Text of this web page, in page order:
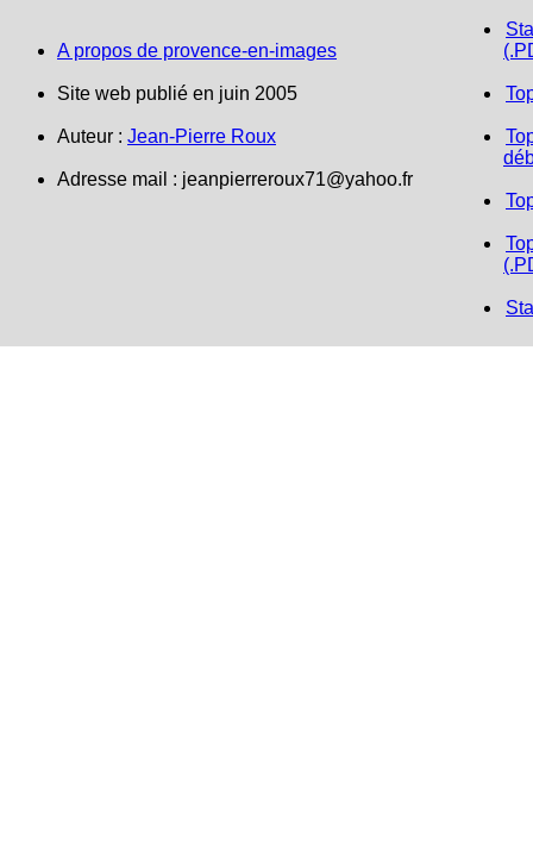
A propos de provence-en-images
Site web publié en juin 2005
Auteur : Jean-Pierre Roux
Adresse mail : jeanpierreroux71@yahoo.fr